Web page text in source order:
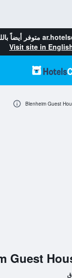
متوفر أيضاً
Visit site in
Guest